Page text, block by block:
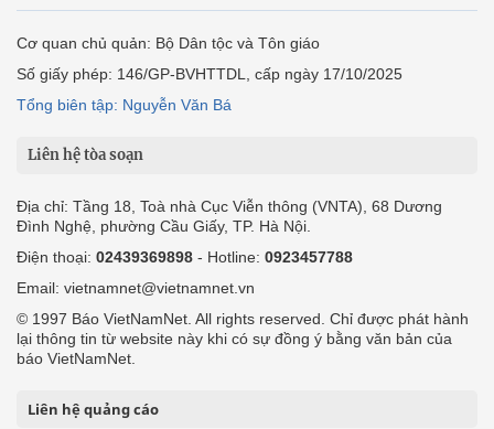
Cơ quan chủ quản: Bộ Dân tộc và Tôn giáo
Số giấy phép: 146/GP-BVHTTDL, cấp ngày 17/10/2025
Tổng biên tập: Nguyễn Văn Bá
Liên hệ tòa soạn
Địa chỉ: Tầng 18, Toà nhà Cục Viễn thông (VNTA), 68 Dương
Đình Nghệ, phường Cầu Giấy, TP. Hà Nội.
Điện thoại: 02439369898 - Hotline: 0923457788
Email: vietnamnet@vietnamnet.vn
© 1997 Báo VietNamNet. All rights reserved. Chỉ được phát hành
lại thông tin từ website này khi có sự đồng ý bằng văn bản của
báo VietNamNet.
Liên hệ quảng cáo